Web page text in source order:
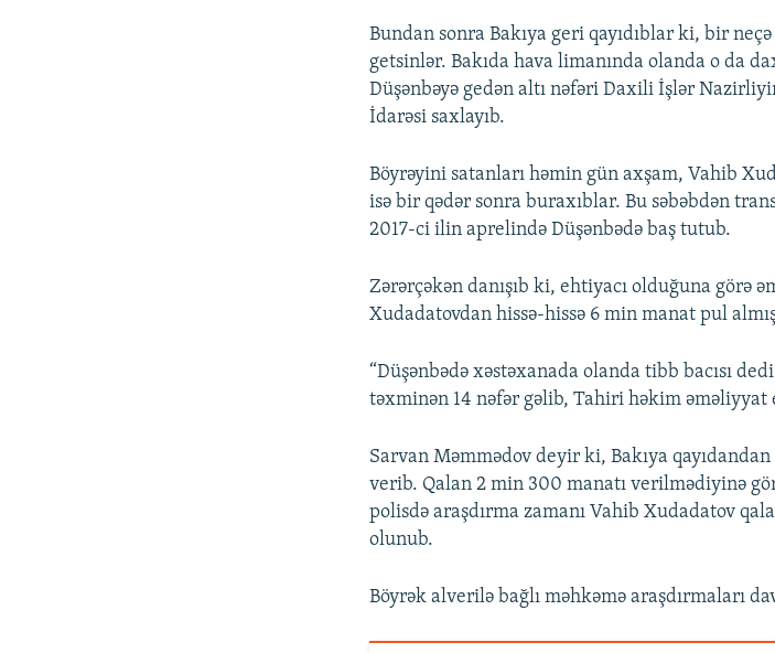
Bundan sonra Bakıya geri qayıdıblar ki, bir
getsinlər. Bakıda hava limanında olanda o da
Düşənbəyə gedən altı nəfəri Daxili İşlər
İdarəsi saxlayıb.
Böyrəyini satanları həmin gün axşam, Vahib
isə bir qədər sonra buraxıblar. Bu səbəbdən
2017-ci ilin aprelində Düşənbədə baş tutub.
Zərərçəkən danışıb ki, ehtiyacı olduğuna görə
Xudadatovdan hissə-hissə 6 min manat pul
“Düşənbədə xəstəxanada olanda tibb bacısı
təxminən 14 nəfər gəlib, Tahiri həkim əməliyyat
Sarvan Məmmədov deyir ki, Bakıya
verib. Qalan 2 min 300 manatı verilmədiyinə
polisdə araşdırma zamanı Vahib Xudadatov
olunub.
Böyrək alverilə bağlı məhkəmə araşdırmaları